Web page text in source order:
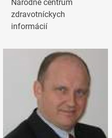
Národné centrum
zdravotníckych
informácií